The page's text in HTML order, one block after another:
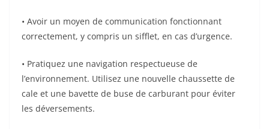
• Avoir un moyen de communication fonctionnant
correctement, y compris un sifflet, en cas d’urgence.
• Pratiquez une navigation respectueuse de
l’environnement. Utilisez une nouvelle chaussette de
cale et une bavette de buse de carburant pour éviter
les déversements.